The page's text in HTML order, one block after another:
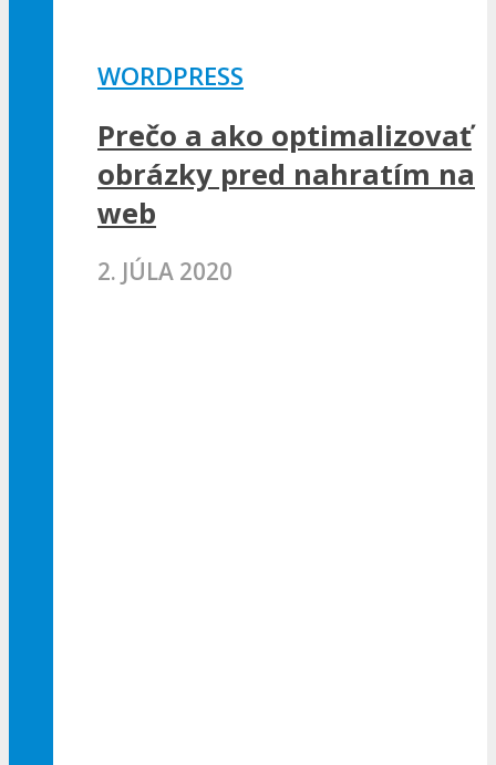
WORDPRESS
Prečo a ako optimalizovať
obrázky pred nahratím na
web
2. JÚLA 2020